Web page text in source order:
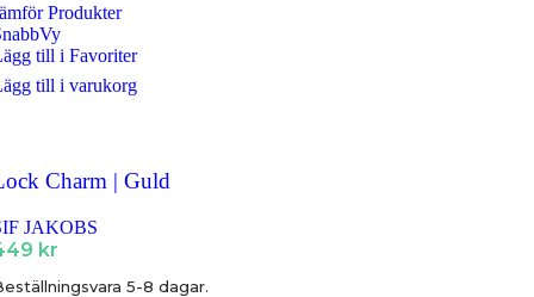
Produkter
till i Favoriter
till i varukorg
Charm | Guld
JAKOBS
kr
5-8 dagar.